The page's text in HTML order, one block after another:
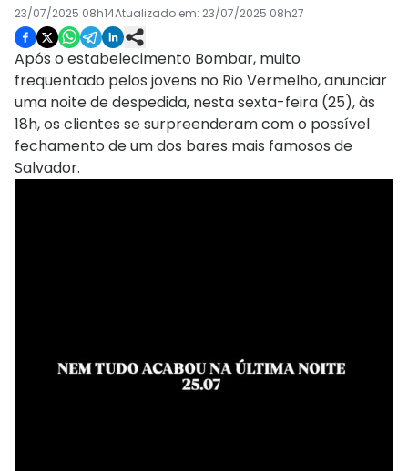
23/07/2025 08h14Atualizado em: 23/07/2025 08h27
Após o estabelecimento Bombar, muito
frequentado pelos jovens no Rio Vermelho, anunciar
uma noite de despedida, nesta sexta-feira (25), às
18h, os clientes se surpreenderam com o possível
fechamento de um dos bares mais famosos de
Salvador.